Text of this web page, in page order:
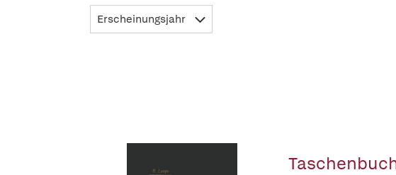
Erscheinungsjahr